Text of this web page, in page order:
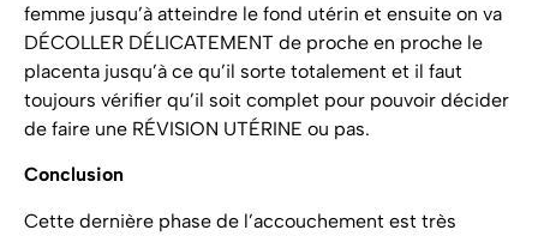
femme jusqu’à atteindre le fond utérin et ensuite on va
DÉCOLLER DÉLICATEMENT de proche en proche le
placenta jusqu’à ce qu’il sorte totalement et il faut
toujours vérifier qu’il soit complet pour pouvoir décider
de faire une RÉVISION UTÉRINE ou pas.
Conclusion
Cette dernière phase de l’accouchement est très